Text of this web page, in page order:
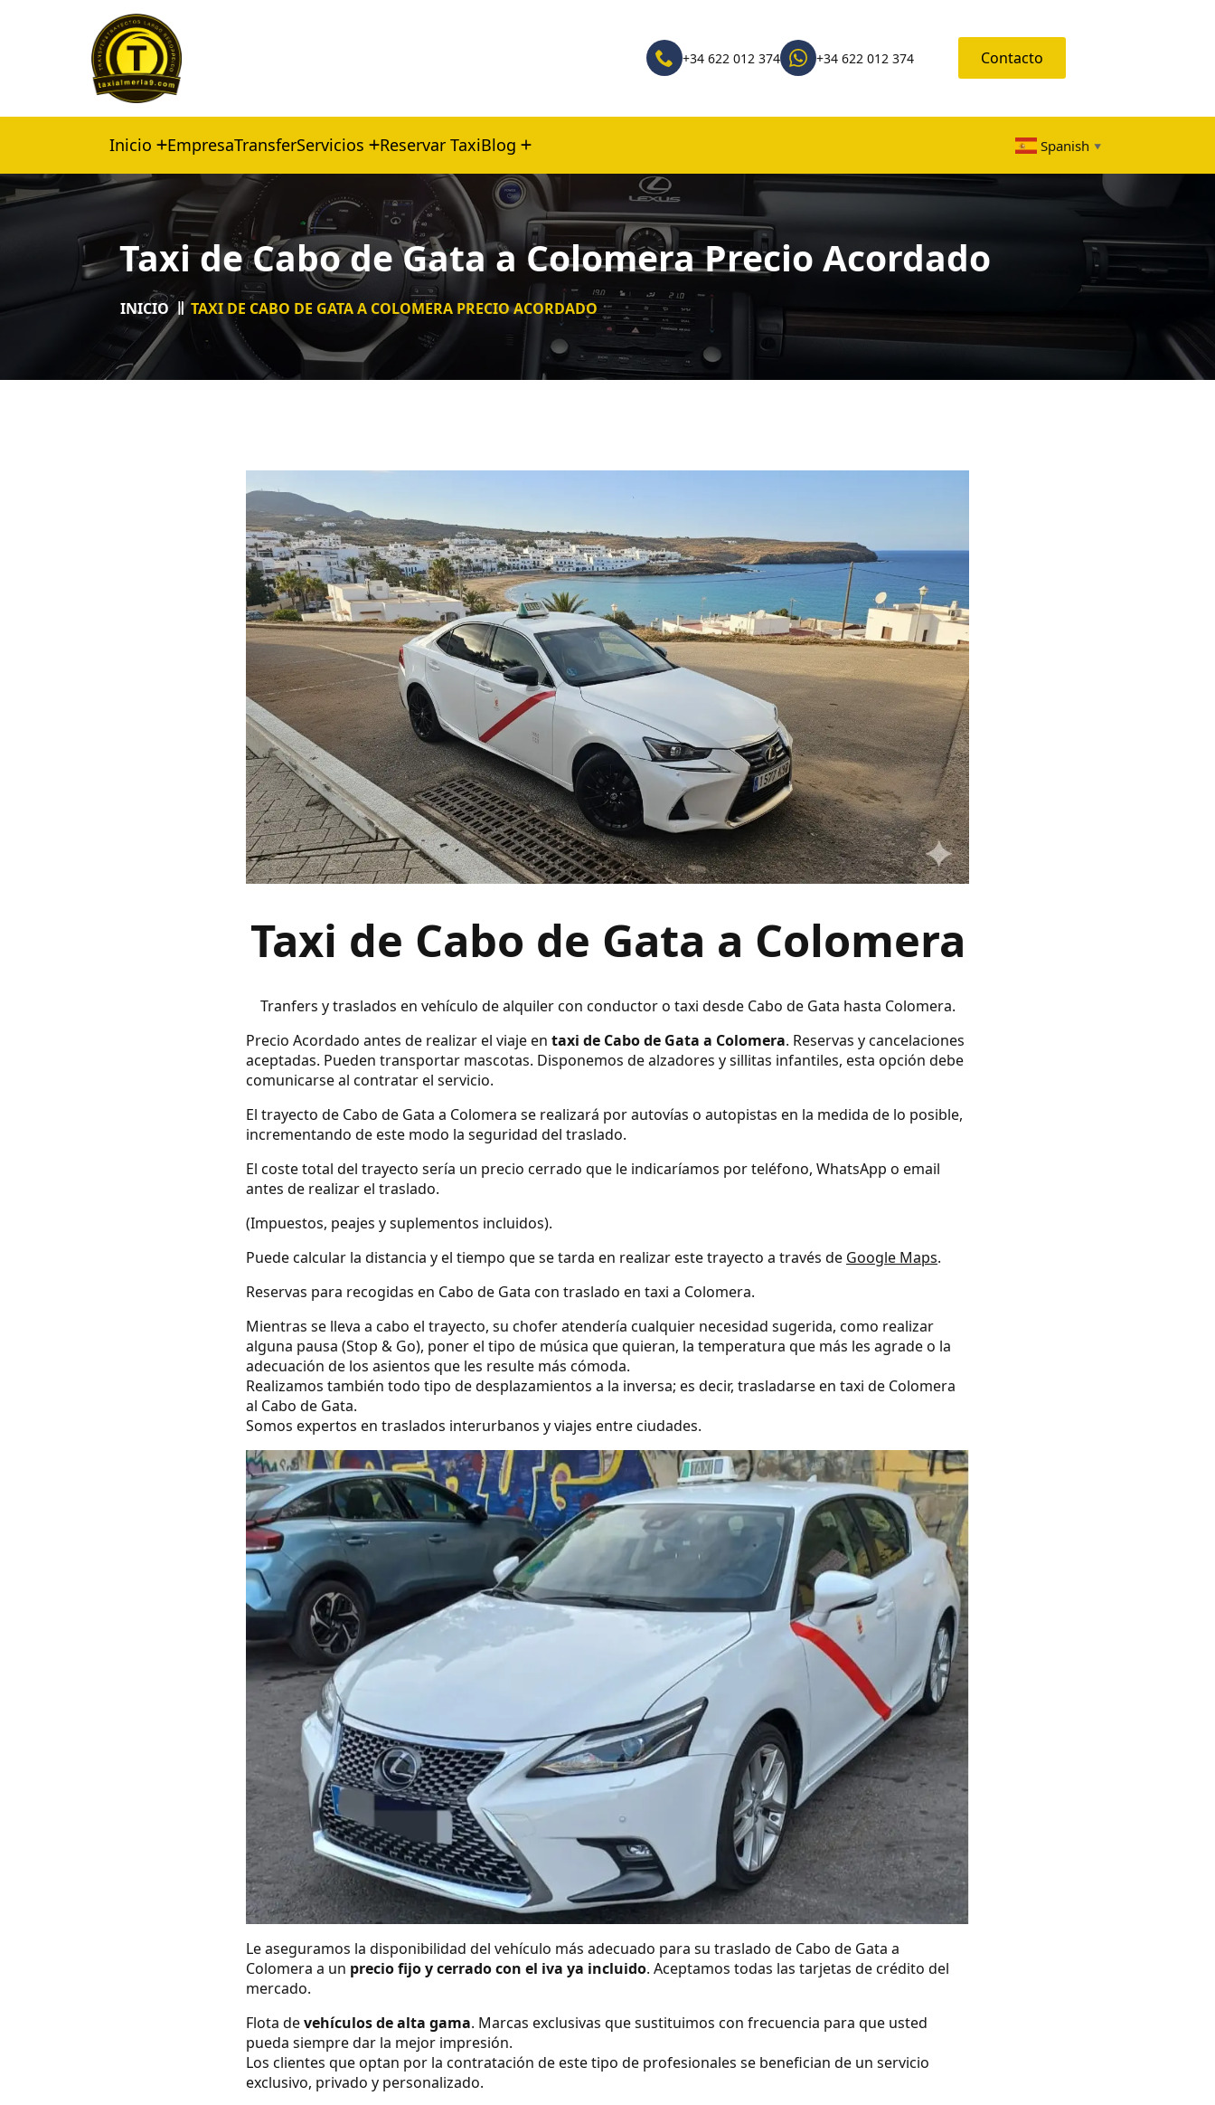
+34 622 012 374 +34 622 012 374 Contacto
Inicio EmpresaTransferServicios Reservar TaxiBlog Spanish ▼
Taxi de Cabo de Gata a Colomera Precio Acordado
INICIO TAXI DE CABO DE GATA A COLOMERA PRECIO ACORDADO
Taxi de Cabo de Gata a Colomera
Tranfers y traslados en vehículo de alquiler con conductor o taxi desde Cabo de Gata hasta Colomera.
Precio Acordado antes de realizar el viaje en taxi de Cabo de Gata a Colomera. Reservas y cancelaciones
aceptadas. Pueden transportar mascotas. Disponemos de alzadores y sillitas infantiles, esta opción debe
comunicarse al contratar el servicio.
El trayecto de Cabo de Gata a Colomera se realizará por autovías o autopistas en la medida de lo posible,
incrementando de este modo la seguridad del traslado.
El coste total del trayecto sería un precio cerrado que le indicaríamos por teléfono, WhatsApp o email
antes de realizar el traslado.
(Impuestos, peajes y suplementos incluidos).
Puede calcular la distancia y el tiempo que se tarda en realizar este trayecto a través de Google Maps.
Reservas para recogidas en Cabo de Gata con traslado en taxi a Colomera.
Mientras se lleva a cabo el trayecto, su chofer atendería cualquier necesidad sugerida, como realizar
alguna pausa (Stop & Go), poner el tipo de música que quieran, la temperatura que más les agrade o la
adecuación de los asientos que les resulte más cómoda.
Realizamos también todo tipo de desplazamientos a la inversa; es decir, trasladarse en taxi de Colomera
al Cabo de Gata.
Somos expertos en traslados interurbanos y viajes entre ciudades.
Le aseguramos la disponibilidad del vehículo más adecuado para su traslado de Cabo de Gata a
Colomera a un precio fijo y cerrado con el iva ya incluido. Aceptamos todas las tarjetas de crédito del
mercado.
Flota devehículos de alta gama. Marcas exclusivas que sustituimos con frecuencia para que usted
pueda siempre dar la mejor impresión.
Los clientes que optan por la contratación de este tipo de profesionales se benefician de un servicio
exclusivo, privado y personalizado.